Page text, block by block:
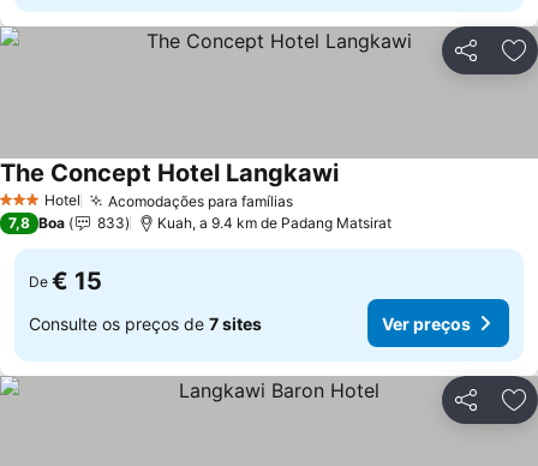
Partilhar
3 EstrelasHotel Acomodações para famílias
The Concept Hotel Langkawi
7,8 Boa 833 Kuah, a 9.4 km de Padang Matsirat
De € 15
Consulte os preços de 7 sites Ver preços
Partilhar